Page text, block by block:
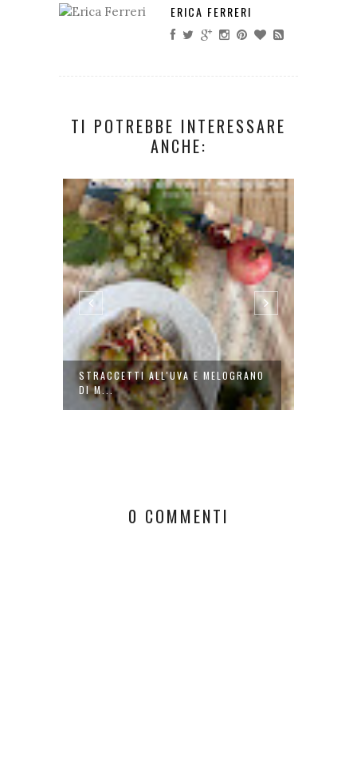
ERICA FERRERI
TI POTREBBE INTERESSARE
ANCHE:
STRACCETTI ALL'UVA E MELOGRANO
DI M...
0 COMMENTI